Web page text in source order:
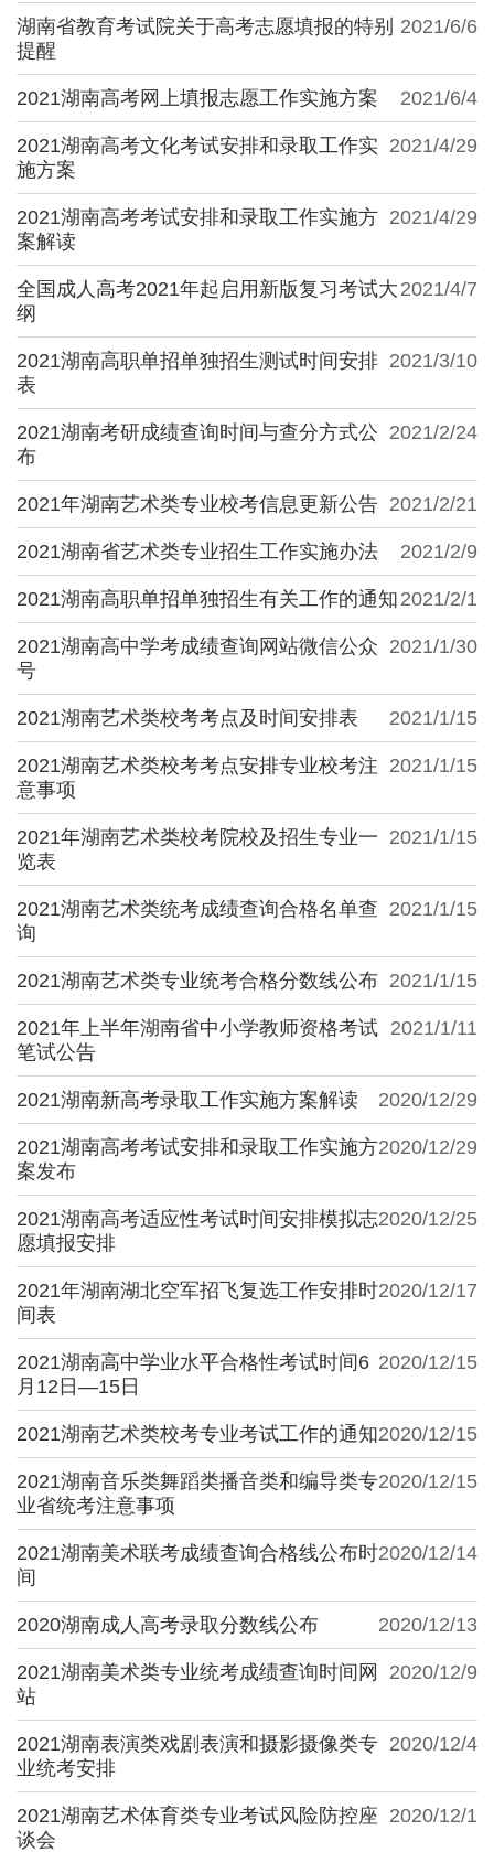
2021/6/6
湖南省教育考试院关于高考志愿填报的特别
提醒
2021/6/4
2021湖南高考网上填报志愿工作实施方案
2021/4/29
2021湖南高考文化考试安排和录取工作实
施方案
2021/4/29
2021湖南高考考试安排和录取工作实施方
案解读
2021/4/7
全国成人高考2021年起启用新版复习考试大
纲
2021/3/10
2021湖南高职单招单独招生测试时间安排
表
2021/2/24
2021湖南考研成绩查询时间与查分方式公
布
2021/2/21
2021年湖南艺术类专业校考信息更新公告
2021/2/9
2021湖南省艺术类专业招生工作实施办法
2021/2/1
2021湖南高职单招单独招生有关工作的通知
2021/1/30
2021湖南高中学考成绩查询网站微信公众
号
2021/1/15
2021湖南艺术类校考考点及时间安排表
2021/1/15
2021湖南艺术类校考考点安排专业校考注
意事项
2021/1/15
2021年湖南艺术类校考院校及招生专业一
览表
2021/1/15
2021湖南艺术类统考成绩查询合格名单查
询
2021/1/15
2021湖南艺术类专业统考合格分数线公布
2021/1/11
2021年上半年湖南省中小学教师资格考试
笔试公告
2020/12/29
2021湖南新高考录取工作实施方案解读
2020/12/29
2021湖南高考考试安排和录取工作实施方
案发布
2020/12/25
2021湖南高考适应性考试时间安排模拟志
愿填报安排
2020/12/17
2021年湖南湖北空军招飞复选工作安排时
间表
2020/12/15
2021湖南高中学业水平合格性考试时间6
月12日—15日
2020/12/15
2021湖南艺术类校考专业考试工作的通知
2020/12/15
2021湖南音乐类舞蹈类播音类和编导类专
业省统考注意事项
2020/12/14
2021湖南美术联考成绩查询合格线公布时
间
2020/12/13
2020湖南成人高考录取分数线公布
2020/12/9
2021湖南美术类专业统考成绩查询时间网
站
2020/12/4
2021湖南表演类戏剧表演和摄影摄像类专
业统考安排
2020/12/1
2021湖南艺术体育类专业考试风险防控座
谈会